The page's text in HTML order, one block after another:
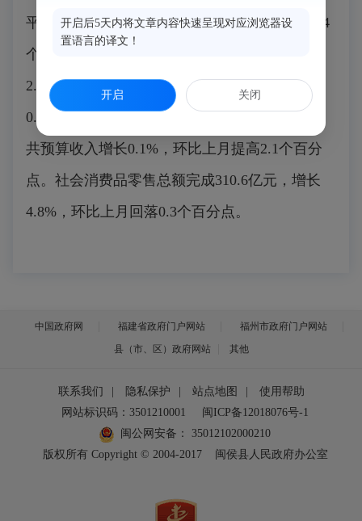
平；固定资产投资增长11.3%，环比上月回落0.4
个百分点；工业固投增长20.3%，环比上月回落
2.2个百分点；全县一般公共预算总收入增长
0.1%，环比上月提高1.5个百分点；地方一般公
共预算收入增长0.1%，环比上月提高2.1个百分
点。社会消费品零售总额完成310.6亿元，增长
4.8%，环比上月回落0.3个百分点。
中国政府网 福建省政府门户网站
福州市政府门户网站
县（市、区）政府网站
其他
联系我们 隐私保护 站点地图
使用帮助
网站标识码：3501210001
闽ICP备12018076号-1
闽公网安备：
35012102000210
版权所有 Copyright © 2004-2017
闽侯县人民政府办公室
开启后5天内将文章内容快速呈现对应浏览器设
置语言的译文！
开启 关闭